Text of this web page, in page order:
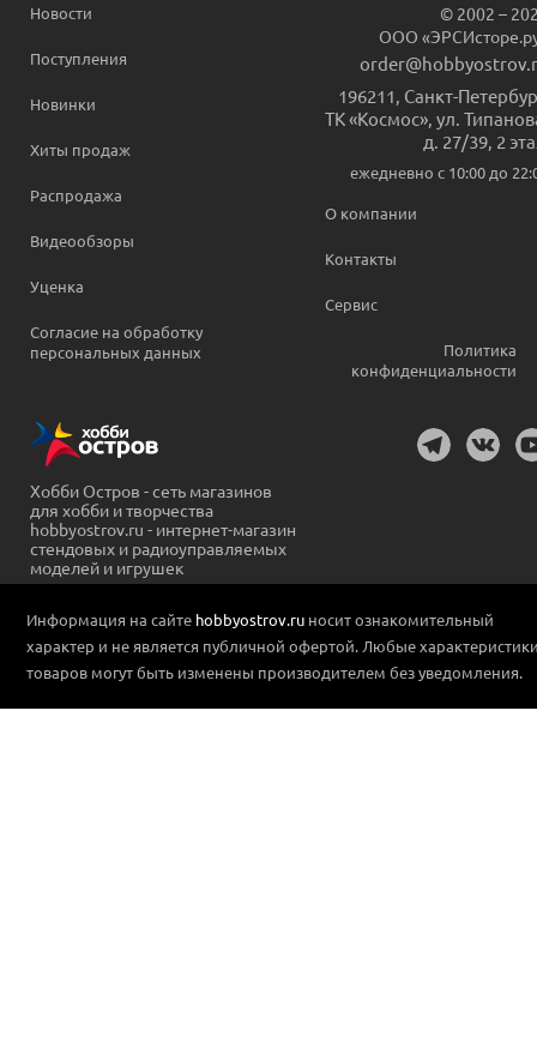
Новости
Поступления
Новинки
Хиты продаж
Распродажа
Видеообзоры
Уценка
Согласие на обработку
персональных данных
© 2002 –
ООО
196211 Санкт-
ТК «Космос», ул.
д. 27/39, 2
ежедневно c 10:00 до
О компании
Контакты
Сервис
Политика
конфиденциальности
Хобби Остров - сеть магазинов
для хобби и творчества
hobbyostrov.ru - интернет-магазин
стендовых и радиоуправляемых
моделей и игрушек
Информация на сайте hobbyostrov.ru носит ознакомительный
характер и не является публичной офертой. Любые
товаров могут быть изменены производителем без уведомления.